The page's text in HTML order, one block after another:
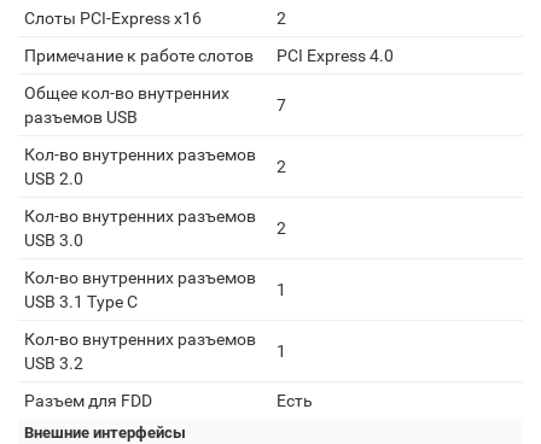
Слоты PCI-Express x16
2
Примечание к работе слотов
PCI Express 4.0
Общее кол-во внутренних
разъемов USB
7
Кол-во внутренних разъемов
USB 2.0
2
Кол-во внутренних разъемов
USB 3.0
2
Кол-во внутренних разъемов
USB 3.1 Type C
1
Кол-во внутренних разъемов
USB 3.2
1
Разъем для FDD Есть
Внешние интерфейсы